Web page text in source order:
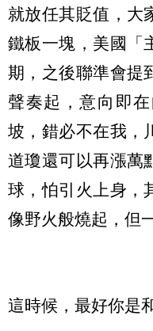
就放任其貶值，大
鐵板一塊，美國「
期，之後聯準會提
聲奏起，意向即
坡，錯必不在我，
道瓊還可以再漲萬
球，怕引火上身，
像野火般燒起，但
這時候，最好你是